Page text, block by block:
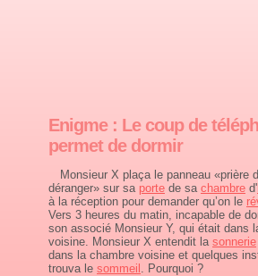
Enigme : Le coup de
permet de dormir
Monsieur X plaça le panneau «prière
déranger» sur sa porte de sa chambre d'
à la réception pour demander qu’on le
Vers 3 heures du matin, incapable de
son associé Monsieur Y, qui était dans
voisine. Monsieur X entendit la sonnerie
dans la chambre voisine et quelques
trouva le sommeil . Pourquoi ?